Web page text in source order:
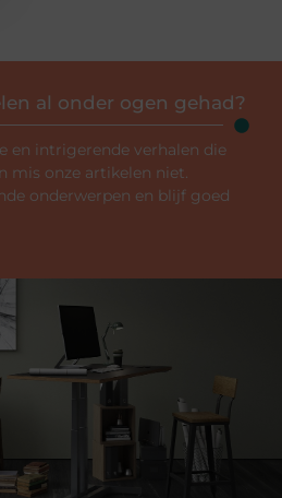
al onder ogen gehad?
en intrigerende verhalen die
mis onze artikelen niet.
onderwerpen en blijf goed